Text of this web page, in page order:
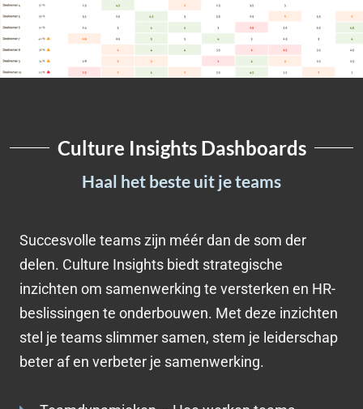
Culture Insights Dashboards
Haal het beste uit je teams
Succesvolle teams zijn méér dan de som der
delen. Culture Insights biedt strategische
inzichten om samenwerking te versterken en HR-
beslissingen te onderbouwen. Met deze inzichten
stel je teams slimmer samen, stem je leiderschap
beter af en verbeter je samenwerking.